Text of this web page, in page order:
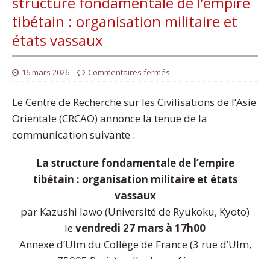
tibétain : organisation militaire et
états vassaux
16 mars 2026 Commentaires fermés
Le Centre de Recherche sur les Civilisations de l’Asie
Orientale (CRCAO) annonce la tenue de la
communication suivante :
La structure fondamentale de l’empire
tibétain : organisation militaire et états
vassaux
par Kazushi Iawo (Université de Ryukoku, Kyoto)
levendredi 27 mars à 17h00
Annexe d’Ulm du Collège de France (3 rue d’Ulm,